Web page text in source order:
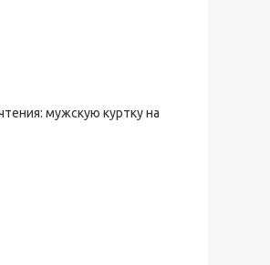
мужскую куртку на